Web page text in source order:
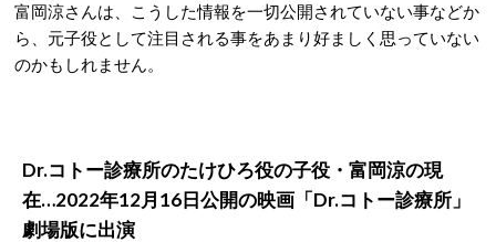
富岡涼さんは、こうした情報を一切公開されていない事などか
ら、元子役として注目される事をあまり好ましく思っていない
のかもしれません。
Dr.コトー診療所のたけひろ役の子役・富岡涼の現
在…2022年12月16日公開の映画「Dr.コトー診療所」
劇場版に出演